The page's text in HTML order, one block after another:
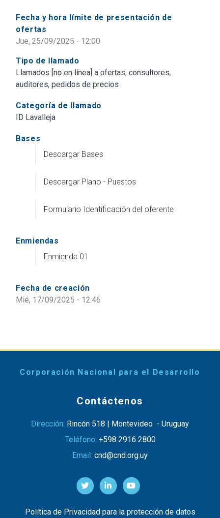
Fecha y hora límite de presentación de
ofertas
Jue, 25/09/2025 - 12:00
Tipo de llamado
Llamados [no en línea] a ofertas, consultores,
auditores, pedidos de precios
Categoría de llamado
ID Lavalleja
Bases
Descargar Bases
Descargar Plano - Puestos
Formulario Identificación del oferente
Enmiendas
Enmienda 01
Fecha de creación
Mié, 17/09/2025 - 12:46
Corporación Nacional para el Desarrollo
Contáctenos
Dirección: Rincón 518 | Montevideo - Uruguay
Teléfono: +598 2916 2800
Email: cnd@cnd.org.uy
Política de Privacidad para la protección de datos